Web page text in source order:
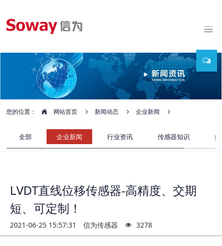
您的位置： 网站首页 新闻动态 企业新闻
全部 企业新闻 行业资讯 传感器知识
LVDT直线位移传感器-高精度、交期
短、可定制！
2021-06-25 15:57:31 信为传感器 3278